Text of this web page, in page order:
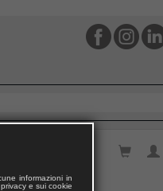
informazioni in
e sui cookie